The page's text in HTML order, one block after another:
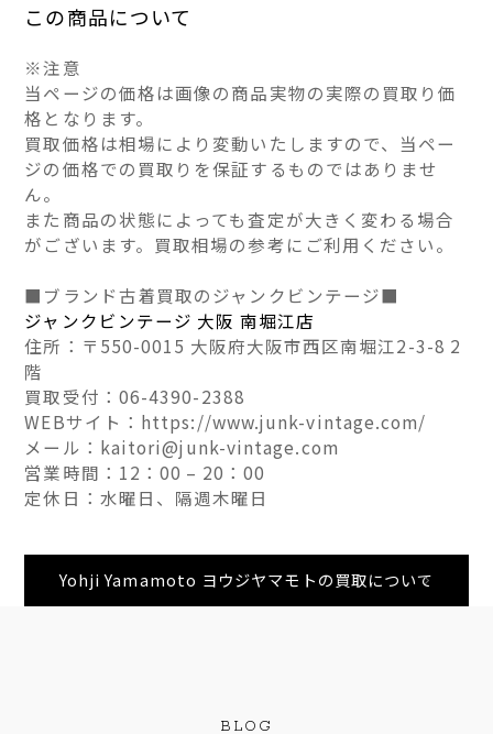
この商品について
※注意
当ページの価格は画像の商品実物の実際の買取り価
格となります。
買取価格は相場により変動いたしますので、当ペー
ジの価格での買取りを保証するものではありませ
ん。
また商品の状態によっても査定が大きく変わる場合
がございます。買取相場の参考にご利用ください。
■ブランド古着買取のジャンクビンテージ■
ジャンクビンテージ 大阪 南堀江店
住所：〒550-0015 大阪府大阪市西区南堀江2-3-8 2
階
買取受付：06-4390-2388
WEBサイト：https://www.junk-vintage.com/
メール：kaitori@junk-vintage.com
営業時間：12：00 – 20：00
定休日：水曜日、隔週木曜日
Yohji Yamamoto ヨウジヤマモトの買取について
BLOG